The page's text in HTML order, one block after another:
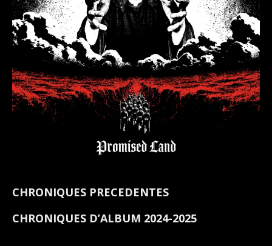
CHRONIQUES PRECEDENTES
CHRONIQUES D’ALBUM 2024-2025